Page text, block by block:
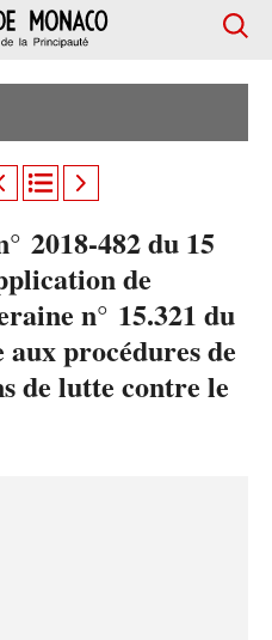
2018-482 du 15
de
n° 15.321 du
procédures de
de lutte contre le